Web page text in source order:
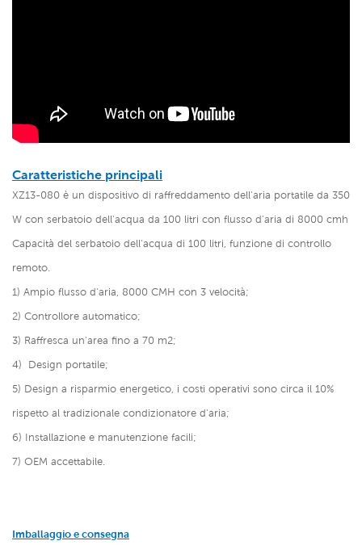
Caratteristiche principali
XZ13-080 è un dispositivo di raffreddamento dell'aria portatile da 350
W con serbatoio dell'acqua da 100 litri con flusso d'aria di 8000 cmh
Capacità del serbatoio dell'acqua di 100 litri, funzione di controllo
remoto.
1) Ampio flusso d'aria, 8000 CMH con 3 velocità;
2) Controllore automatico;
3) Raffresca un'area fino a 70 m2;
4) Design portatile;
5) Design a risparmio energetico, i costi operativi sono circa il 10%
rispetto al tradizionale condizionatore d'aria;
6) Installazione e manutenzione facili;
7) OEM accettabile.
Imballaggio e consegna